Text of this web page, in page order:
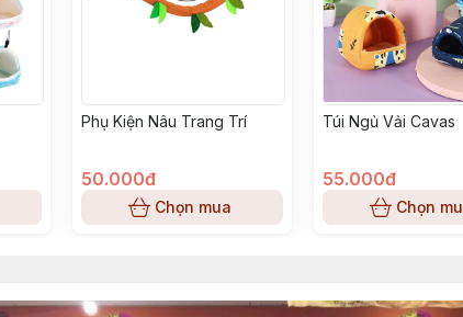
Phụ Kiện Nâu Trang Trí
50.000đ
Chọn mua
Túi Ngủ Vải Cavas
55.000đ
Chọn